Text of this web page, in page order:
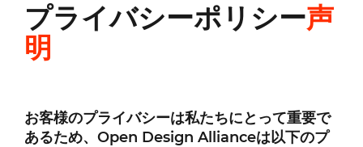
プライバシーポリシー声
明
お客様のプライバシーは私たちにとって重要で
あるため、Open Design Allianceは以下のプ